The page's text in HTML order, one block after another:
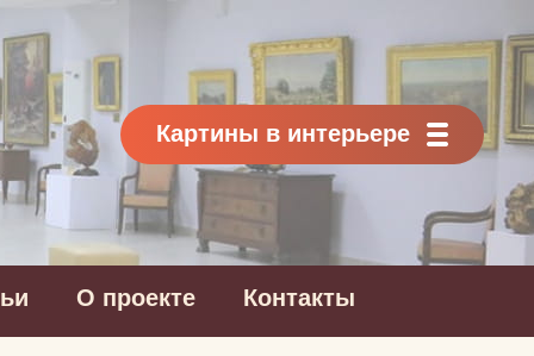
Картины в интерьере
О проекте Контакты